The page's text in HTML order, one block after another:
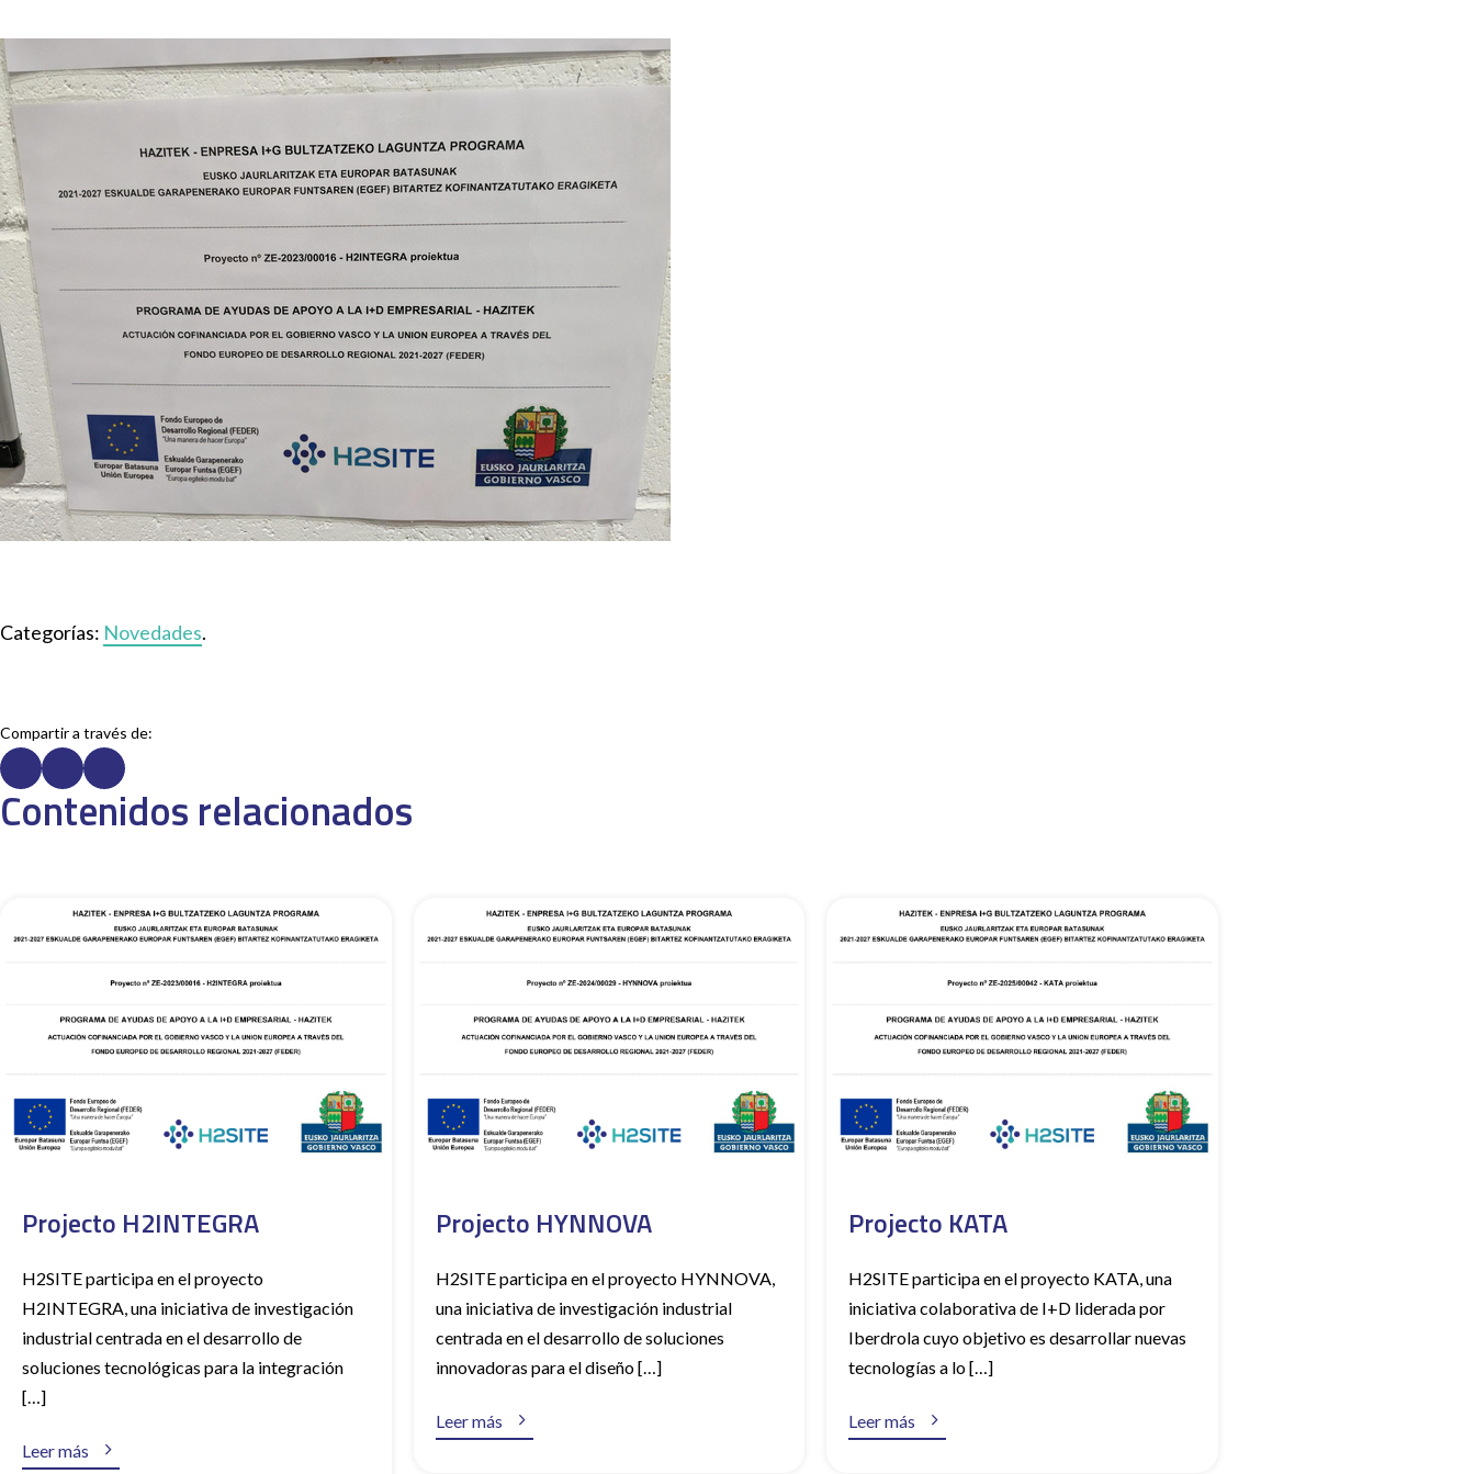
Categorías: Novedades.
Compartir a través de:
Contenidos relacionados
Projecto H2INTEGRA
H2SITE participa en el proyecto
H2INTEGRA, una iniciativa de investigación
industrial centrada en el desarrollo de
soluciones tecnológicas para la integración
[…]
Leer más 
Projecto HYNNOVA
H2SITE participa en el proyecto HYNNOVA,
una iniciativa de investigación industrial
centrada en el desarrollo de soluciones
innovadoras para el diseño […]
Leer más 
Projecto KATA
H2SITE participa en el proyecto KATA, una
iniciativa colaborativa de I+D liderada por
Iberdrola cuyo objetivo es desarrollar nuevas
tecnologías a lo […]
Leer más 